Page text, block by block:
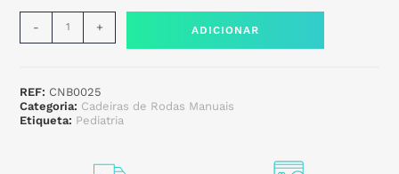
- + ADICIONAR
REF: CNB0025
Categoria: Cadeiras de Rodas Manuais
Etiqueta: Pediatria